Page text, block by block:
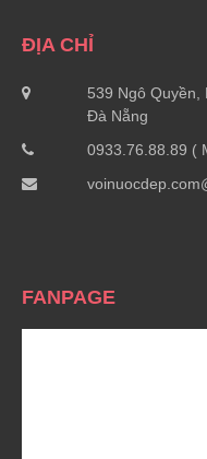
ĐỊA CHỈ
539 Ngô Quyền,
Đà Nẵng
0933.76.88.89 (
FANPAGE